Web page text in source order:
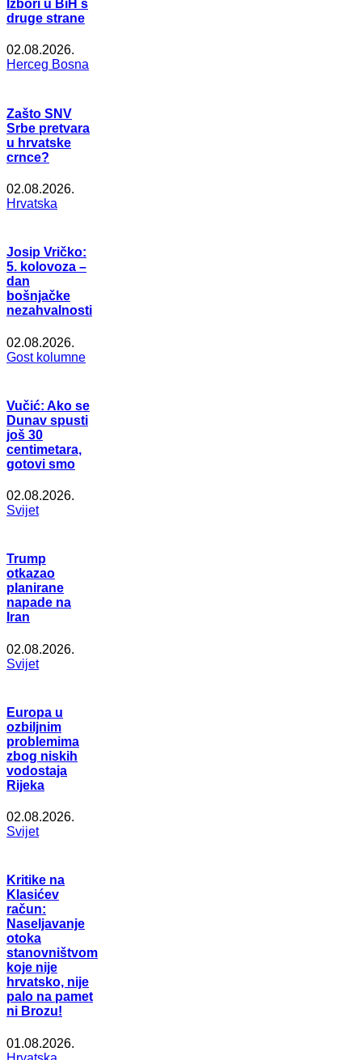
Izbori u BiH s
druge strane
02.08.2026.
Herceg Bosna
Zašto SNV
Srbe pretvara
u hrvatske
crnce?
02.08.2026.
Hrvatska
Josip Vričko:
5. kolovoza –
dan
bošnjačke
nezahvalnosti
02.08.2026.
Gost kolumne
Vučić: Ako se
Dunav spusti
još 30
centimetara,
gotovi smo
02.08.2026.
Svijet
Trump
otkazao
planirane
napade na
Iran
02.08.2026.
Svijet
Europa u
ozbiljnim
problemima
zbog niskih
vodostaja
Rijeka
02.08.2026.
Svijet
Kritike na
Klasićev
račun:
Naseljavanje
otoka
stanovništvom
koje nije
hrvatsko, nije
palo na pamet
ni Brozu!
01.08.2026.